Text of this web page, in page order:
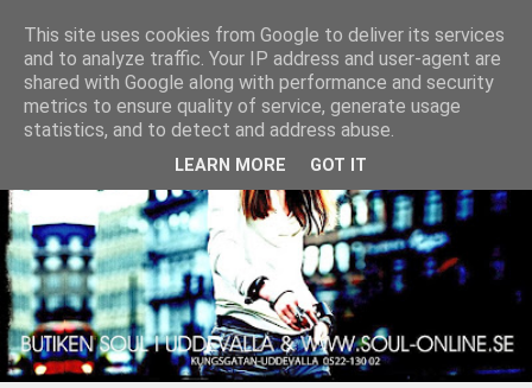
This site uses cookies from Google to deliver its services
and to analyze traffic. Your IP address and user-agent are
shared with Google along with performance and security
metrics to ensure quality of service, generate usage
statistics, and to detect and address abuse.
LEARN MORE GOT IT